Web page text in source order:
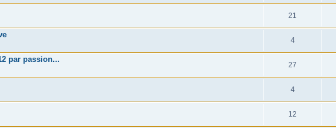
21
4
par passion...
27
4
12